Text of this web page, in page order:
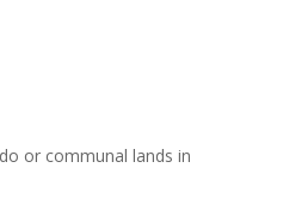
or communal lands in